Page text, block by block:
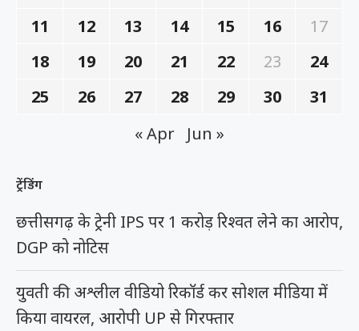
11
12 13 14 15 16
17
18
19 20 21 22 23
24
25
26 27 28 29 30
31
« Apr
Jun »
ट्रेंडिंग
छत्तीसगढ़ के ट्रेनी IPS पर 1 करोड़ रिश्वत लेने का आरोप,
DGP को नोटिस
युवती की अश्लील वीडियो रिकॉर्ड कर सोशल मीडिया में
किया वायरल, आरोपी UP से गिरफ्तार